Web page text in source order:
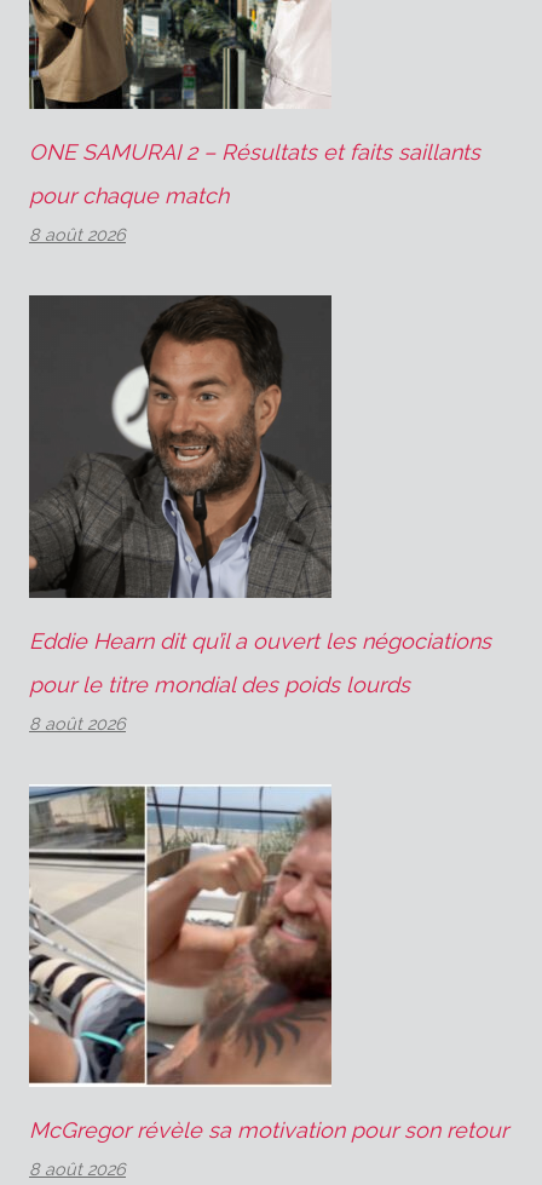
ONE SAMURAI 2 – Résultats et faits saillants
pour chaque match
8 août 2026
Eddie Hearn dit qu’il a ouvert les négociations
pour le titre mondial des poids lourds
8 août 2026
McGregor révèle sa motivation pour son retour
8 août 2026